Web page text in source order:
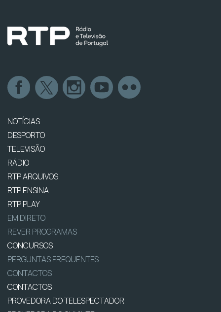
NOTÍCIAS
DESPORTO
TELEVISÃO
RÁDIO
RTP ARQUIVOS
RTP ENSINA
RTP PLAY
EM DIRETO
REVER PROGRAMAS
CONCURSOS
PERGUNTAS FREQUENTES
CONTACTOS
CONTACTOS
PROVEDORA DO TELESPECTADOR